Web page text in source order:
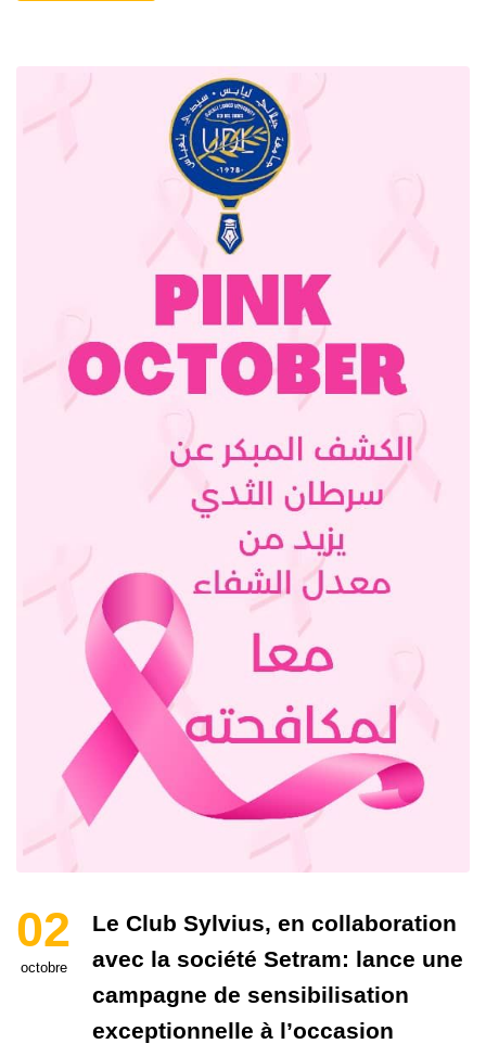
02
octobre
Le Club Sylvius, en collaboration
avec la société Setram: lance une
campagne de sensibilisation
exceptionnelle à l’occasion